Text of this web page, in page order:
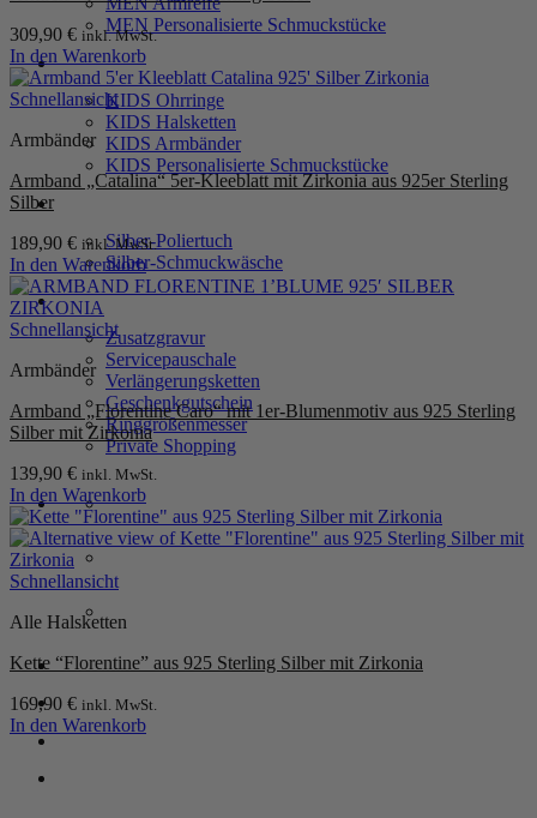
MEN Personalisierte Schmuckstücke
KIDS
KIDS Ohrringe
KIDS Halsketten
KIDS Armbänder
KIDS Personalisierte Schmuckstücke
Silber-Poliertuch
Silber-Schmuckwäsche
SERVICE
Zusatzgravur
Servicepauschale
Verlängerungsketten
Geschenkgutschein
Ringgrößenmesser
Private Shopping
Anmelden / Registrieren
Warenkorb /
Optionen
können
auf
der
Produktseite
gewählt
werden
309,90 € inkl. MwSt.
In den Warenkorb
Schnellansicht
Armbänder
Armband „Catalina“ 5er-Kleeblatt mit Zirkonia aus 925er Sterling
Silber
189,90 € inkl. MwSt.
In den Warenkorb
Schnellansicht
Armbänder
Armband „Florentine Caro“ mit 1er-Blumenmotiv aus 925 Sterling
Silber mit Zirkonia
139,90 € inkl. MwSt.
In den Warenkorb
Schnellansicht
Alle Halsketten
Kette “Florentine” aus 925 Sterling Silber mit Zirkonia
169,90 € inkl. MwSt.
In den Warenkorb